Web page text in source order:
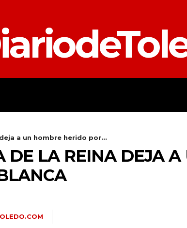
a un hombre herido por...
DE LA REINA DEJA